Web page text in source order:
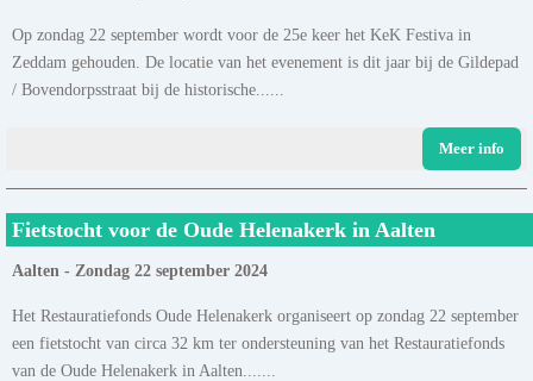
Op zondag 22 september wordt voor de 25e keer het KeK Festiva in
Zeddam gehouden. De locatie van het evenement is dit jaar bij de Gildepad
/ Bovendorpsstraat bij de historische......
Meer info
Fietstocht voor de Oude Helenakerk in Aalten
Aalten - Zondag 22 september 2024
Het Restauratiefonds Oude Helenakerk organiseert op zondag 22 september
een fietstocht van circa 32 km ter ondersteuning van het Restauratiefonds
van de Oude Helenakerk in Aalten.......